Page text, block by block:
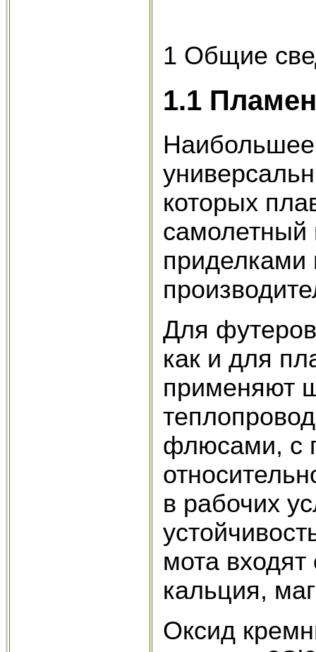
1 Общие
1.1
Наибольшее
которых
самолетный
Для
как и для
применяют
флюсами, с
в рабочих
мота
кальция,
Оксид